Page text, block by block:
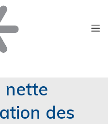
nette
des